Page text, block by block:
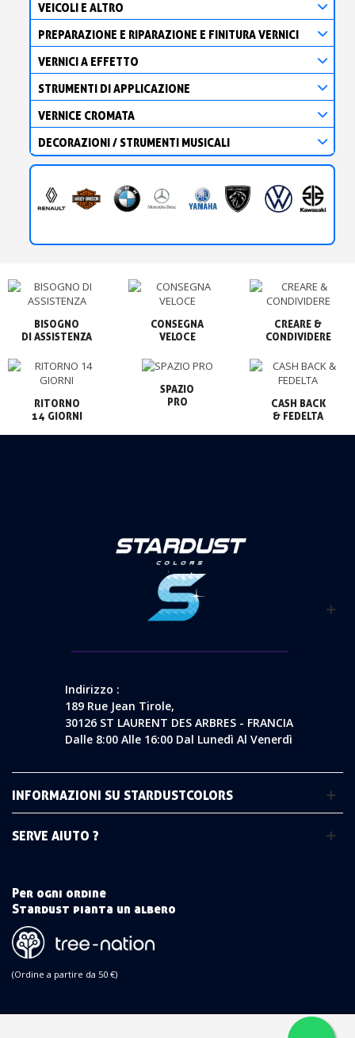
VEICOLI E ALTRO
PREPARAZIONE E RIPARAZIONE E FINITURA VERNICI
VERNICI A EFFETTO
STRUMENTI DI APPLICAZIONE
VERNICE CROMATA
DECORAZIONI / STRUMENTI MUSICALI
BISOGNO
CONSEGNA
VELOCE
CREARE &
CONDIVIDERE
RITORNO
14 GIORNI
SPAZIO
PRO
CASH BACK
& FEDELTA
Indirizzo :
189 Rue Jean Tirole,
30126 ST LAURENT DES ARBRES - FRANCIA
Dalle 8:00 Alle 16:00 Dal Lunedì Al Venerdì
INFORMAZIONI SU STARDUSTCOLORS
SERVE AIUTO ?
Per ogni ordine
Stardust pianta un albero
(Ordine a partire da 50 €)